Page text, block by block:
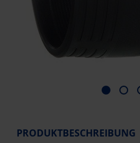
PRODUKTBESCHREIBUNG